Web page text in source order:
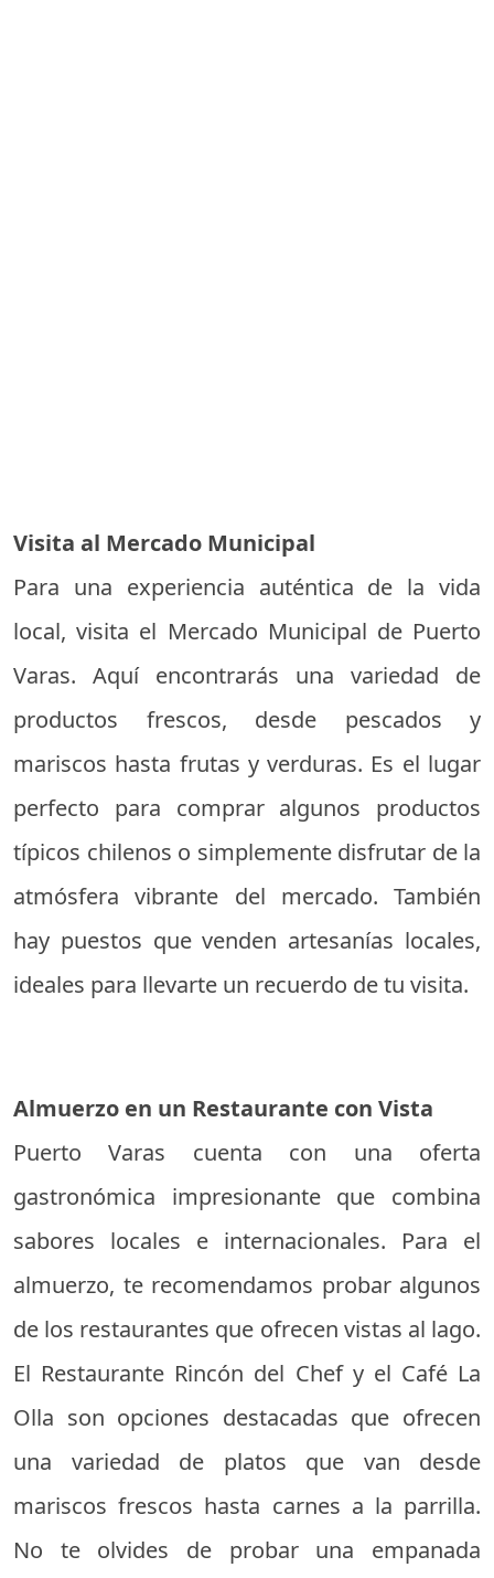
Visita al Mercado Municipal
Para una experiencia auténtica de la vida
local, visita el Mercado Municipal de Puerto
Varas. Aquí encontrarás una variedad de
productos frescos, desde pescados y
mariscos hasta frutas y verduras. Es el lugar
perfecto para comprar algunos productos
típicos chilenos o simplemente disfrutar de la
atmósfera vibrante del mercado. También
hay puestos que venden artesanías locales,
ideales para llevarte un recuerdo de tu visita.
Almuerzo en un Restaurante con Vista
Puerto Varas cuenta con una oferta
gastronómica impresionante que combina
sabores locales e internacionales. Para el
almuerzo, te recomendamos probar algunos
de los restaurantes que ofrecen vistas al lago.
El Restaurante Rincón del Chef y el Café La
Olla son opciones destacadas que ofrecen
una variedad de platos que van desde
mariscos frescos hasta carnes a la parrilla.
No te olvides de probar una empanada